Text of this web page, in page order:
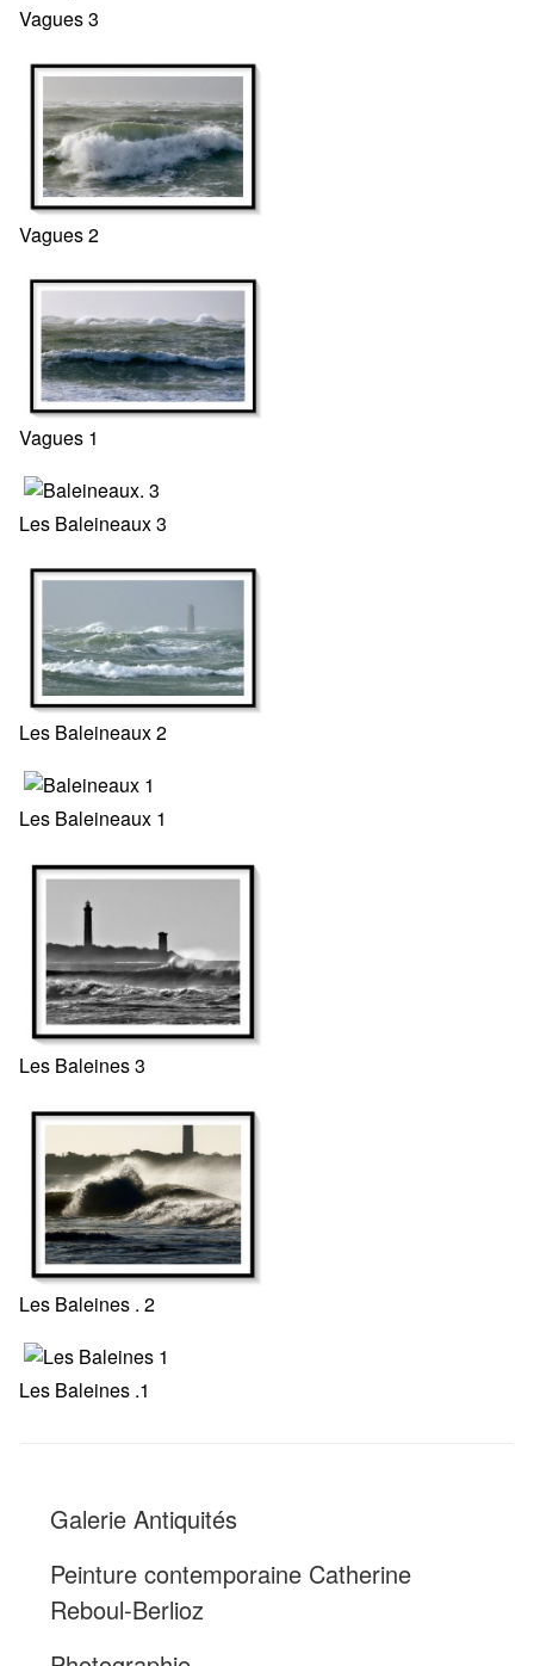
Galerie Antiquités
Peinture contemporaine Catherine
Reboul-Berlioz
Vagues 3
Vagues 2
Vagues 1
Les Baleineaux 3
Les Baleineaux 2
Les Baleineaux 1
Les Baleines 3
Les Baleines . 2
Les Baleines .1